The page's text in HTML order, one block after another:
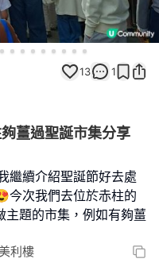
13 1
薑過聖誕市集分享
繼續介紹聖誕節好去處
今次我們去位於赤柱的
主題的市集，例如有夠薑
利樓